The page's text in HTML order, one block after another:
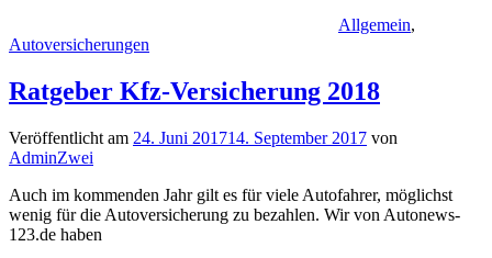
Allgemein,
Autoversicherungen
Ratgeber Kfz-Versicherung 2018
Veröffentlicht am 24. Juni 201714. September 2017 von
AdminZwei
Auch im kommenden Jahr gilt es für viele Autofahrer, möglichst
wenig für die Autoversicherung zu bezahlen. Wir von Autonews-
123.de haben